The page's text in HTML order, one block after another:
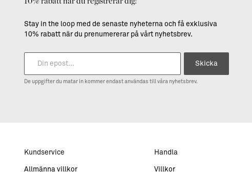
Stay in the loop med de senaste nyheterna och få exklusiva
10% rabatt när du prenumererar på vårt nyhetsbrev.
Skicka
De uppgifter du matar in kommer endast användas till våra nyhetsbrev.
Kundservice
Allmänna villkor
Handla
Villkor